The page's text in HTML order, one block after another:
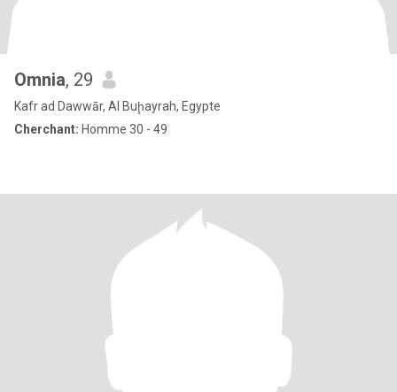
Omnia, 29
Kafr ad Dawwār, Al Buḩayrah, Egypte
Cherchant: Homme 30 - 49